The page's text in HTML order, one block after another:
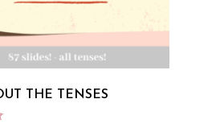
THE TENSES